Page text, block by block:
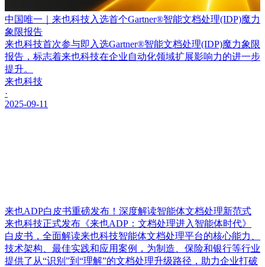
中国唯一｜来也科技入选首个Gartner®智能文档处理(IDP)魔力
象限报告
来也科技首次参与即入选Gartner®智能文档处理(IDP)魔力象限
报告，标志着来也科技在企业自动化领域扩展影响力的进一步
提升。
来也科技
·
2025-09-11
来也ADP白皮书重磅发布！深度解读智能体文档处理新范式
来也科技正式发布《来也ADP：文档处理进入智能体时代》
白皮书，全面解读来也科技智能体文档处理平台的核心能力、
技术架构、最佳实践和应用案例，为制造、保险和银行等行业
提供了从“识别”到“理解”的文档处理升级路径，助力企业打破